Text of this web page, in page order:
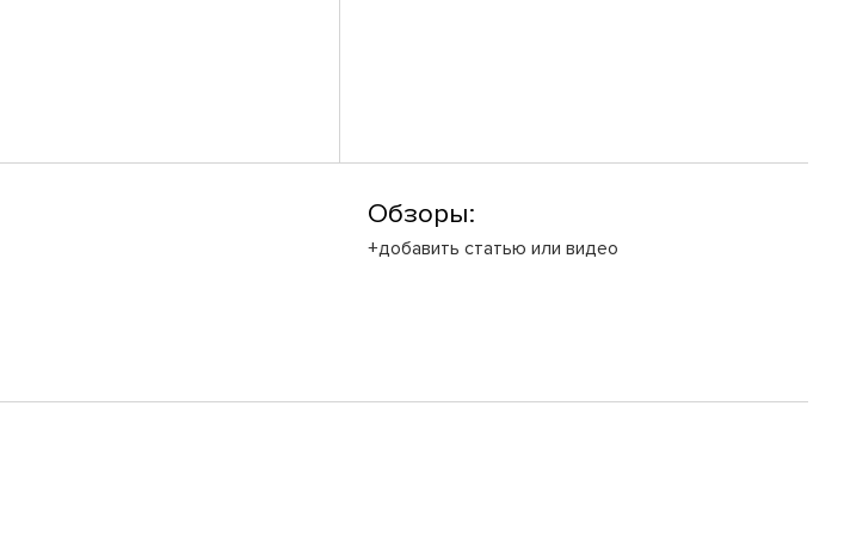
Обзоры:
+добавить статью или видео